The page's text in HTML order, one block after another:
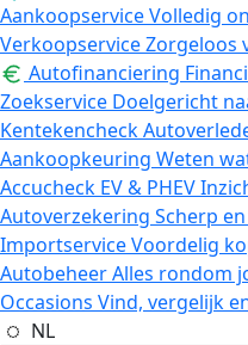
AankoopserviceVolledig
VerkoopserviceZorgeloos
Autofinanciering
Zoekservice Doelgericht
Kentekencheck
Aankoopkeuring Weten
Accucheck EV & PHEV
Autoverzekering Scherp
ImportserviceVoordelig
AutobeheerAlles rondom
Occasions Vind, vergelijk
NL